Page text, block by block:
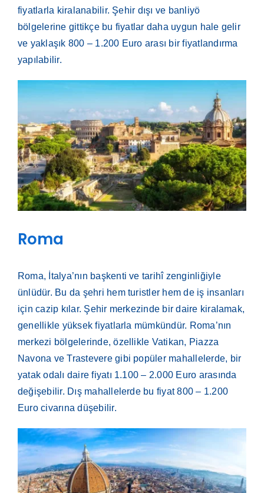
fiyatlarla kiralanabilir. Şehir dışı ve banliyö
bölgelerine gittikçe bu fiyatlar daha uygun hale gelir
ve yaklaşık 800 – 1.200 Euro arası bir fiyatlandırma
yapılabilir.
Roma
Roma, İtalya’nın başkenti ve tarihî zenginliğiyle
ünlüdür. Bu da şehri hem turistler hem de iş insanları
için cazip kılar. Şehir merkezinde bir daire kiralamak,
genellikle yüksek fiyatlarla mümkündür. Roma’nın
merkezi bölgelerinde, özellikle Vatikan, Piazza
Navona ve Trastevere gibi popüler mahallelerde, bir
yatak odalı daire fiyatı 1.100 – 2.000 Euro arasında
değişebilir. Dış mahallelerde bu fiyat 800 – 1.200
Euro civarına düşebilir.